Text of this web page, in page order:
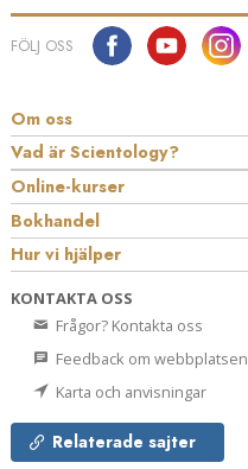
FÖLJ OSS
Om oss
Vad är Scientology?
Online-kurser
Bokhandel
Hur vi hjälper
KONTAKTA OSS
Frågor? Kontakta oss
Feedback om webbplatsen
Karta och anvisningar
Relaterade sajter